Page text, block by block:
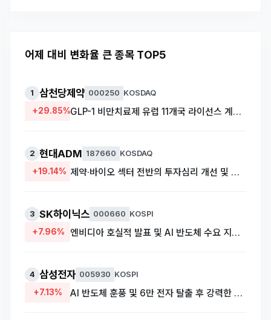
어제 대비 변화율 큰 종목 TOP5
1 삼천당제약 000250 KOSDAQ
+29.85% GLP-1 비만치료제 유럽 11개국 라이선스 계약 체결 소식에 상한가
2 현대ADM 187660 KOSDAQ
+19.14% 제약·바이오 섹터 전반의 투자심리 개선 및 저가 매수세 유입
3 SK하이닉스 000660 KOSPI
+7.96% 엔비디아 호실적 발표 및 AI 반도체 수요 지속 전망에 HBM 관련주 급등
4 삼성전자 005930 KOSPI
+7.13% AI 반도체 훈풍 및 6만 전자 탈출 후 강력한 매수세 유입 (종가 218,000원 기록)